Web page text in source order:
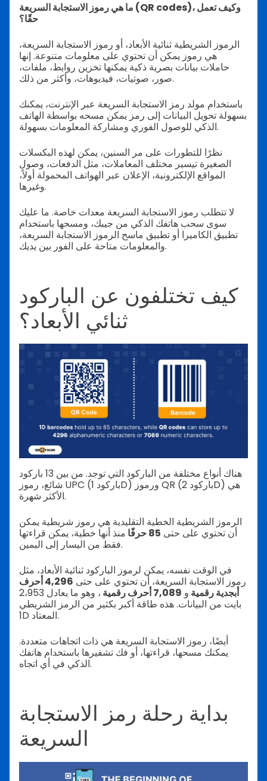
ما هي رموز الاستجابة السريعة (QR codes)، وكيف تعمل
حقًا؟
الرموز الشريطية ثنائية الأبعاد، أو رموز الاستجابة السريعة،
هي رموز يمكن أن تحتوي على معلومات متنوعة. إنها
حاملات بيانات بصرية ذكية يمكنها تخزين روابط، ملفات،
صور، صوتيات، فيديوهات، وأكثر من ذلك.
باستخدام مولد رمز الاستجابة السريعة عبر الإنترنت، يمكنك
بسهولة تحويل البيانات إلى رمز يمكن مسحه بواسطة الهاتف
الذكي للوصول الفوري ومشاركة المعلومات بسهولة.
نظرًا للتطورات على مر السنين، يمكن لهذه البكسلات
الصغيرة تيسير مختلف المعاملات، مثل الدفعات، وصول
المواقع الإلكترونية، الإعلان عبر الهواتف المحمولة أولاً،
وغيرها.
لا تتطلب رموز الاستجابة السريعة معدات خاصة. ما عليك
سوى سحب هاتفك الذكي من جيبك، ومسحها باستخدام
تطبيق الكاميرا أو تطبيق ماسح الرموز الاستجابة السريعة،
والمعلومات متاحة على الفور بين يديك.
كيف تختلفون عن الباركود
ثنائي الأبعاد؟
هناك أنواع مختلفة من الباركود التي توجد. من بين 13 باركود
شائع، رموز UPC (باركود 1D) ورموز QR (باركود 2D) هي
الأكثر شهرة.
الرموز الشريطية الخطية التقليدية هي رموز شريطية يمكن
أن تحتوي على حتى 85 حرفًا
منذ أنها خطية، يمكن قراءتها
فقط من اليسار إلى اليمين.
في الوقت نفسه، يمكن لرموز الباركود ثنائية الأبعاد، مثل
رموز الاستجابة السريعة، أن تحتوي على حتى
4,296 أحرف
أبجدية رقمية و 7,089 أحرف رقمية
، وهو ما يعادل 2،953
بايت من البيانات. هذه طاقة أكبر بكثير من الرمز الشريطي
1D المعتاد.
أيضًا، رموز الاستجابة السريعة هي ذات اتجاهات متعددة.
يمكنك مسحها، قراءتها، أو فك تشفيرها باستخدام هاتفك
الذكي في أي اتجاه.
بداية رحلة رمز الاستجابة
السريعة